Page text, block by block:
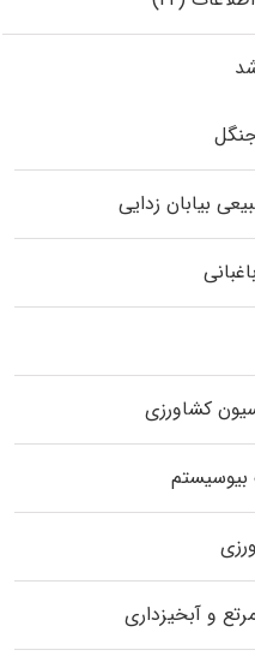
بیابان زدایی
کشاورزی
و آبخیزداری